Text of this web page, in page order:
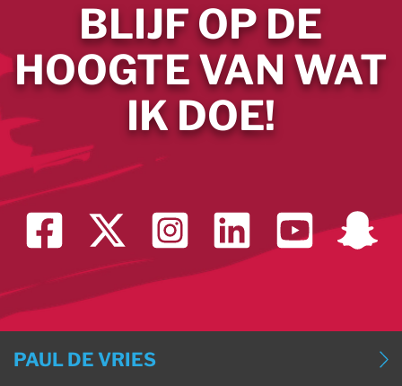
BLIJF OP DE
HOOGTE VAN WAT
IK DOE!
PAUL DE VRIES